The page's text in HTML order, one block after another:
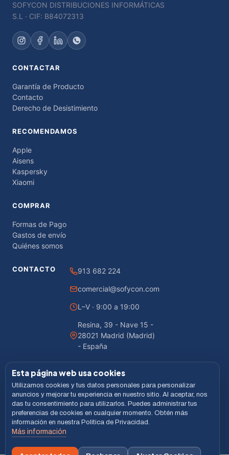
SOFYCON DISTRIBUCIONES INFORMÁTICAS
S.L · CIF: B84072313
CONTACTAR
Garantía de Producto
Contacto
Derecho de Desistimiento
RECOMENDAMOS
Apple
Aisens
Kaspersky
Xiaomi
COMPRAR
Formas de Pago
Gastos de envío
Quiénes somos
CONTACTO 913 682 224
comercial@sofycon.com
L–V · 9:00 a 19:00
Resina, 39 - Nave 15 -
28021 Madrid (Madrid)
- España
© 2026 Sofycon · Todos los derechos reservados
Desarrollado porLiveCommerce
Aviso legal
MASTERCARD BIZUM
Esta página web usa cookies
Utilizamos cookies y tus datos personales para personalizar
anuncios y mejorar tu experiencia en nuestro sitio. Al aceptar, nos
das tu consentimiento para utilizarlos. Puedes administrar tus
preferencias de cookies en cualquier momento. Obtén más
información en nuestra Política de Privacidad.
Más información